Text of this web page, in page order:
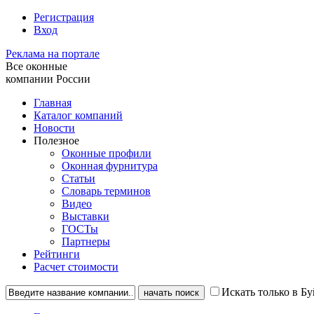
Регистрация
Вход
Реклама на портале
Все оконные
компании России
Главная
Каталог компаний
Новости
Полезное
Оконные профили
Оконная фурнитура
Статьи
Словарь терминов
Видео
Выставки
ГОСТы
Партнеры
Рейтинги
Расчет стоимости
Искать только в